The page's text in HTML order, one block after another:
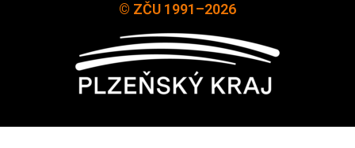
© ZČU 1991–2026